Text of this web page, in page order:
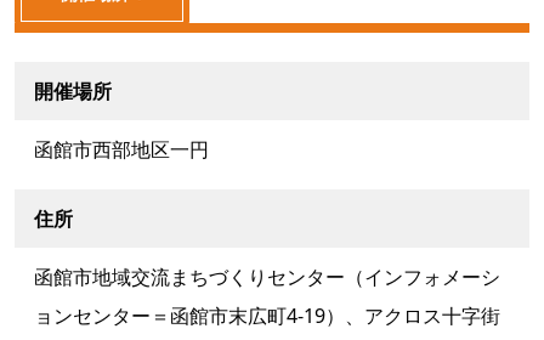
開催場所
函館市西部地区一円
住所
函館市地域交流まちづくりセンター（インフォメーシ
ョンセンター＝函館市末広町4-19）、アクロス十字街